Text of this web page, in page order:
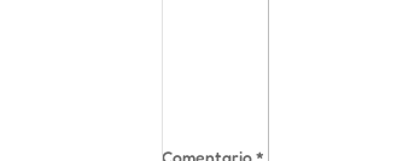
Comentario*